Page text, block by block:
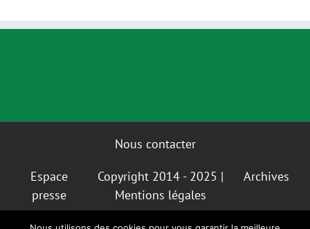
Nous contacter
Espace
presse
Copyright 2014 - 2025 |
Mentions légales
Archives